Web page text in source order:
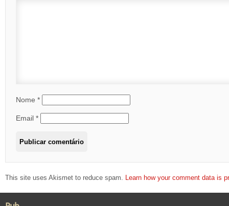
Nome *
Email *
This site uses Akismet to reduce spam. Learn how your comment data is